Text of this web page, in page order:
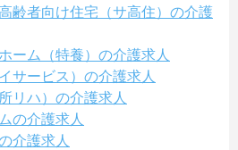
齢者向け住宅（サ高住）の介護
ーム（特養）の介護求人
サービス）の介護求人
リハ）の介護求人
の介護求人
介護求人